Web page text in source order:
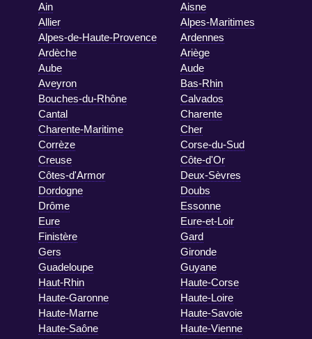
Ain
Aisne
Allier
Alpes-Maritimes
Alpes-de-Haute-Provence
Ardennes
Ardèche
Ariège
Aube
Aude
Aveyron
Bas-Rhin
Bouches-du-Rhône
Calvados
Cantal
Charente
Charente-Maritime
Cher
Corrèze
Corse-du-Sud
Creuse
Côte-d'Or
Côtes-d'Armor
Deux-Sèvres
Dordogne
Doubs
Drôme
Essonne
Eure
Eure-et-Loir
Finistère
Gard
Gers
Gironde
Guadeloupe
Guyane
Haut-Rhin
Haute-Corse
Haute-Garonne
Haute-Loire
Haute-Marne
Haute-Savoie
Haute-Saône
Haute-Vienne